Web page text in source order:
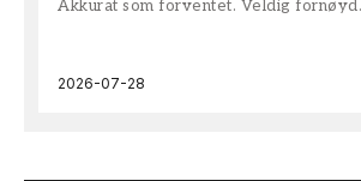
Akkurat som forventet. Veldig fornøyd.
2026-07-28